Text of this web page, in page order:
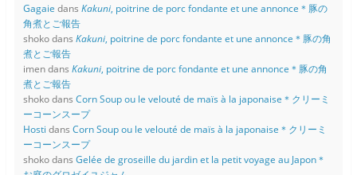
Gagaie dans Kakuni, poitrine de porc fondante et une annonce＊豚の
角煮とご報告
shokodans Kakuni, poitrine de porc fondante et une annonce＊豚の角
煮とご報告
imendans Kakuni, poitrine de porc fondante et une annonce＊豚の角
煮とご報告
shokodans Corn Soup ou le velouté de maïs à la japonaise＊クリーミ
ーコーンスープ
Hosti dans Corn Soup ou le velouté de maïs à la japonaise＊クリーミ
ーコーンスープ
shokodans Gelée de groseille du jardin et la petit voyage au Japon＊